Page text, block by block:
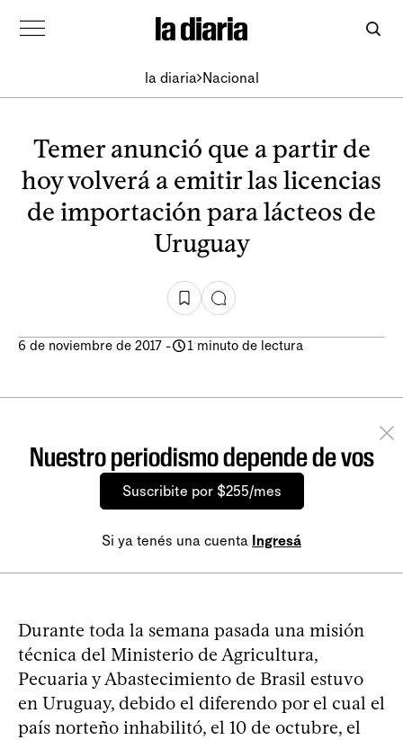
la diaria Nacional
Temer anunció que a partir de
hoy volverá a emitir las licencias
de importación para lácteos de
Uruguay
6 de noviembre de 2017 - 1 minuto de lectura
Nuestro periodismo depende de vos
Suscribite por $255/mes
Si ya tenés una cuenta Ingresá
Durante toda la semana pasada una misión
técnica del Ministerio de Agricultura,
Pecuaria y Abastecimiento de Brasil estuvo
en Uruguay, debido el diferendo por el cual el
país norteño inhabilitó, el 10 de octubre, el